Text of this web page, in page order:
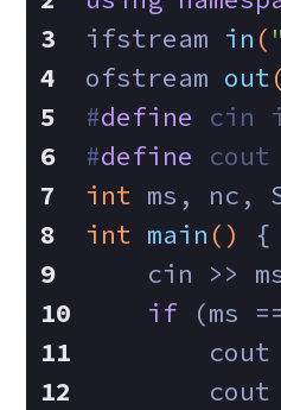
ifstream in (
ofstream out(
#define cin
#define cout
int ms, nc,
int main ()
{
cin >>
if (ms
cout
cout